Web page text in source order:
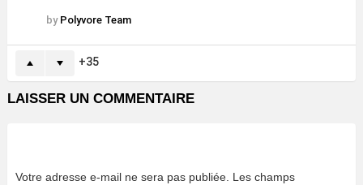
by Polyvore Team
35
LAISSER UN COMMENTAIRE
Votre adresse e-mail ne sera pas publiée. Les champs